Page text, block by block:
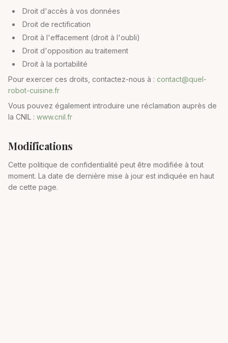
Droit d'accès à vos données
Droit de rectification
Droit à l'effacement (droit à l'oubli)
Droit d'opposition au traitement
Droit à la portabilité
Pour exercer ces droits, contactez-nous à : contact@quel-
robot-cuisine.fr
Vous pouvez également introduire une réclamation auprès de
la CNIL : www.cnil.fr
Modifications
Cette politique de confidentialité peut être modifiée à tout
moment. La date de dernière mise à jour est indiquée en haut
de cette page.